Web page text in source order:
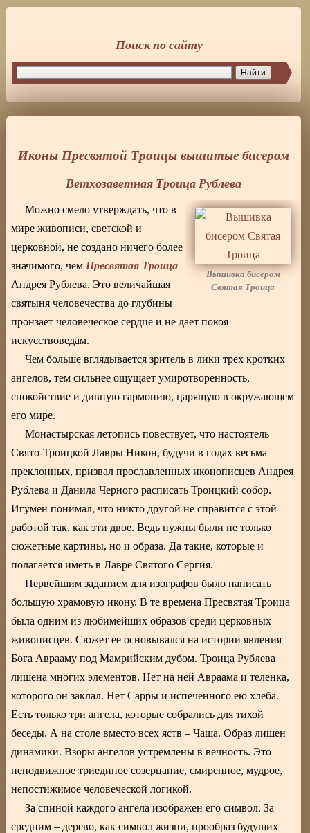
Иконы Пресвятой Троицы вышитые бисером
Ветхозаветная Троица Рублева
Вышивка бисером
Святая Троица
Можно смело утверждать, что в
мире живописи, светской и
церковной, не создано ничего более
значимого, чем Пресвятая Троица
Андрея Рублева. Это величайшая
святыня человечества до глубины
пронзает человеческое сердце и не дает покоя
искусствоведам.
Чем больше вглядывается зритель в лики трех кротких
ангелов, тем сильнее ощущает умиротворенность,
спокойствие и дивную гармонию, царящую в окружающем
его мире.
Монастырская летопись повествует, что настоятель
Свято-Троицкой Лавры Никон, будучи в годах весьма
преклонных, призвал прославленных иконописцев Андрея
Рублева и Данила Черного расписать Троицкий собор.
Игумен понимал, что никто другой не справится с этой
работой так, как эти двое. Ведь нужны были не только
сюжетные картины, но и образа. Да такие, которые и
полагается иметь в Лавре Святого Сергия.
Первейшим заданием для изографов было написать
большую храмовую икону. В те времена Пресвятая Троица
была одним из любимейших образов среди церковных
живописцев. Сюжет ее основывался на истории явления
Бога Аврааму под Мамрийским дубом. Троица Рублева
лишена многих элементов. Нет на ней Авраама и теленка,
которого он заклал. Нет Сарры и испеченного ею хлеба.
Есть только три ангела, которые собрались для тихой
беседы. А на столе вместо всех яств – Чаша. Образ лишен
динамики. Взоры ангелов устремлены в вечность. Это
неподвижное триединое созерцание, смиренное, мудрое,
непостижимое человеческой логикой.
За спиной каждого ангела изображен его символ. За
средним – дерево, как символ жизни, прообраз будущих
Поиск по сайту